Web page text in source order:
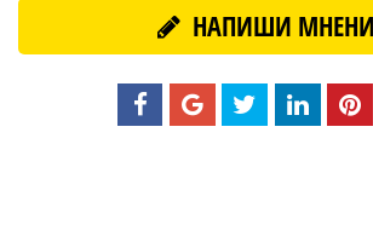
НАПИШИ